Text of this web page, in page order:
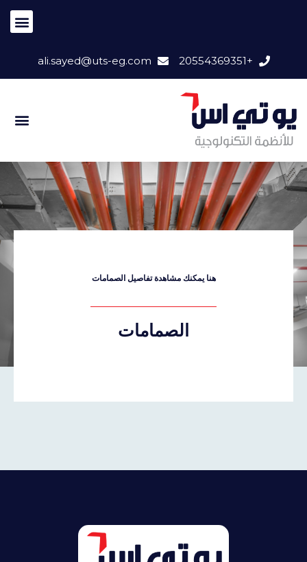
+20554369351
ali.sayed@uts-eg.com
هنا يمكنك مشاهدة تفاصيل الصمامات
الصمامات